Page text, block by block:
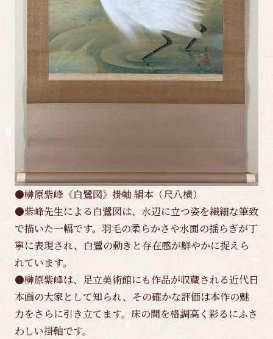
●榊原紫峰《白鷺図》掛軸 絹本（尺八横）
●紫峰先生による白鷺図は、水辺に立つ姿を繊細な筆致
で描いた一幅です。羽毛の柔らかさや水面の揺らぎが丁
寧に表現され、白鷺の動きと存在感が鮮やかに捉えら
れています。
●榊原紫峰は、足立美術館にも作品が収蔵される近代日
本画の大家として知られ、その確かな評価は本作の魅
力をさらに引き立てます。床の間を格調高く彩るにふさ
わしい掛軸です。